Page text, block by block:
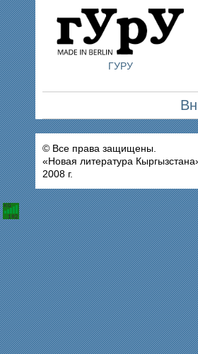
ГУРУ
© Все права защищены.
«Новая литература
2008 г.